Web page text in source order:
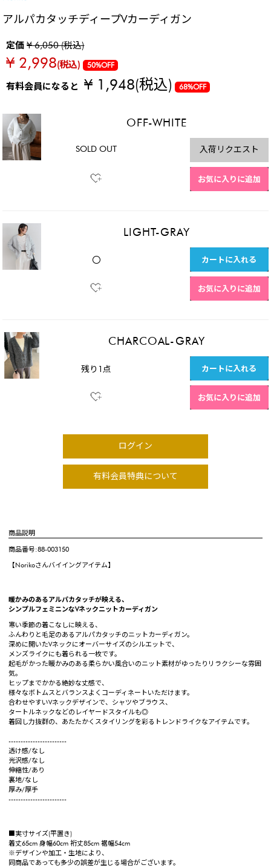
アルパカタッチディープVカーディガン
定価¥ 6,050 (税込)
¥ 2,998(税込) 50%OFF
有料会員になると¥ 1,948(税込) 68%OFF
OFF-WHITE
SOLD OUT 入荷リクエスト
お気に入りに追加
LIGHT-GRAY
〇 カートに入れる
お気に入りに追加
CHARCOAL-GRAY
残り1点 カートに入れる
お気に入りに追加
ログイン
有料会員特典について
商品説明
商品番号:88-003150
【Norikoさんバイイングアイテム】
暖かみのあるアルパカタッチが映える、
シンプルフェミニンなVネックニットカーディガン
寒い季節の着こなしに映える、
ふんわりと毛足のあるアルパカタッチのニットカーディガン。
深めに開いたVネックにオーバーサイズのシルエットで、
メンズライクにも着られる一枚です。
起毛がかった暖かみのある柔らかい風合いのニット素材がゆったりリラクシーな雰囲
気。
ヒップまでかかる絶妙な丈感で、
様々なボトムスとバランスよくコーディネートいただけます。
合わせやすいVネックデザインで、シャツやブラウス、
タートルネックなどのレイヤードスタイルも◎
着回し力抜群の、あたたかくスタイリングを彩るトレンドライクなアイテムです。
------------------------
透け感/なし
光沢感/なし
伸縮性/あり
裏地/なし
厚み/厚手
------------------------
■実寸サイズ(平置き)
着丈65cm 身幅60cm 裄丈85cm 裾幅54cm
※デザインや加工・生地により、
同商品であっても多少の誤差が生じる場合がございます。